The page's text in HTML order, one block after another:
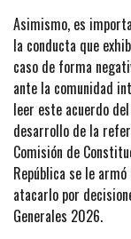
Asimismo, es
la conducta que
caso de forma
ante la comunidad
leer este acuerdo
desarrollo de la
Comisión de
República se le
atacarlo por
Generales 2026.